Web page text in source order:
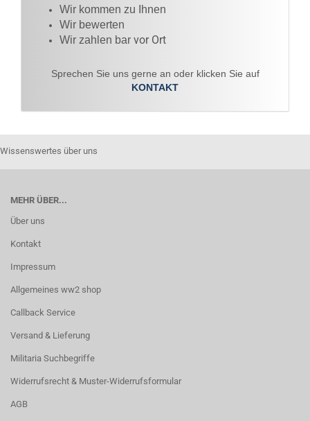
Wir kommen zu Ihnen​
Wir bewerten
Wir zahlen bar vor Ort
Sprechen Sie uns gerne an oder klicken Sie auf
KONTAKT
Wissenswertes über uns
MEHR ÜBER...
Über uns
Kontakt
Impressum
Allgemeines ww2 shop
Callback Service
Versand & Lieferung
Militaria Suchbegriffe
Widerrufsrecht & Muster-Widerrufsformular
AGB